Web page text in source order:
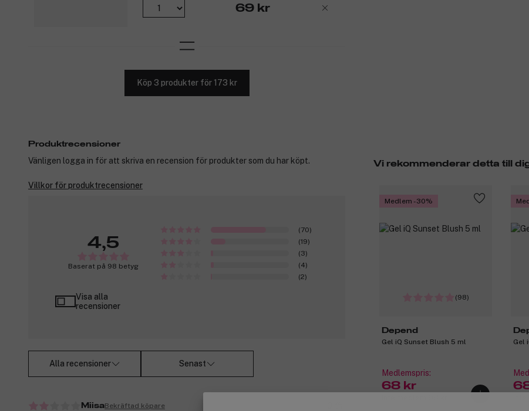
69 kr
Köp 3 produkter för 173 kr
Vi rekommenderar detta till
Medlem -30%
(98)
Depend
Gel iQ Sunset Blush 5 ml
Medlemspris:
68 kr
Gel
Produktrecensioner
Vänligen logga in för att skriva en recension för produkter som du har köpt.
Villkor för produktrecensioner
4,5
Baserat på 98 betyg
(70)
(19)
(3)
(4)
(2)
Visa alla
recensioner
Alla recensioner Senast
MiisaBekräftad köpare